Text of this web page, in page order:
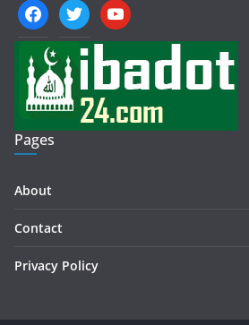
facebooktwitter youtube
Pages
About
Contact
Privacy Policy